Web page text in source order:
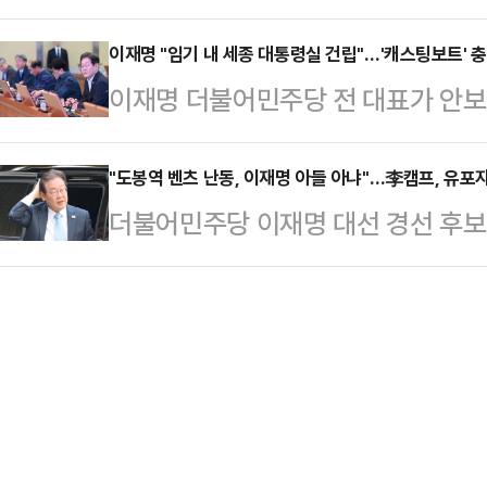
제를 두고 본인의…
영 대선 후보로 나서는 데에는 별다
적지 않다.한덕수 대행이 지난 8일
판사를 헌법재판관 후보자로 지명
만큼, 오히려 헌재의 결…
선 예비후보 선거캠프 개소식 시작
로 꽉 차 있었다. 아직 안으로 들어
오려고 하자 작은 충돌이 발생하기
자들의 열기로 후텁지근했다. '국민
는 현장이었다.김문수 국민의힘 대
에서 선거사무소 개소식을 개최하
소식 개…
이재명 "임기 내 세종 대통령실 건립"…'캐스팅보트'
이재명 더불어민주당 전 대표가 안
21대 대선을 겨냥한 정책 행보를
무실 세종 이전 공약' 등 지역 균형
학연구소를 찾아 첨단 무기 체계 개
적 이미지를 부각했다. 민주당 대선
"도봉역 벤츠 난동, 이재명 아들 아냐"…李캠프, 유포
더불어민주당 이재명 대선 경선 후
난동 사건'에 이재명 후보 아들이